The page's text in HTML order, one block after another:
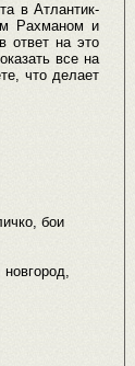
в Атлантик-
Рахманом и
ответ на это
все на
что делает
бои